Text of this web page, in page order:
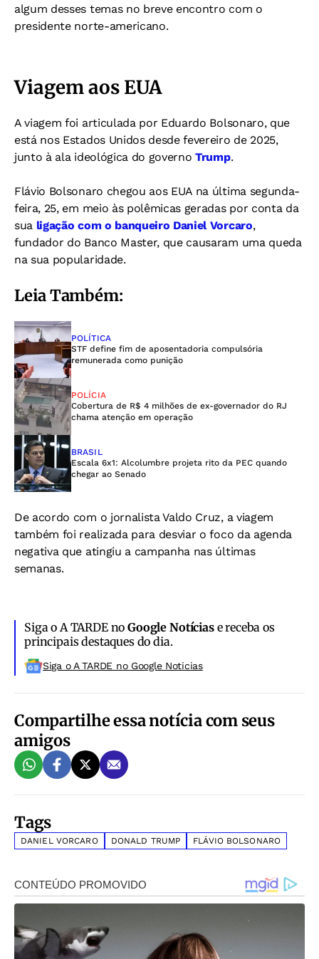
algum desses temas no breve encontro com o
presidente norte-americano.
Viagem aos EUA
A viagem foi articulada por Eduardo Bolsonaro, que
está nos Estados Unidos desde fevereiro de 2025,
junto à ala ideológica do governoTrump.
Flávio Bolsonaro chegou aos EUA na última segunda-
feira, 25, em meio às polêmicas geradas por conta da
sua ligação com o banqueiro Daniel Vorcaro,
fundador do Banco Master, que causaram uma queda
na sua popularidade.
Leia Também:
POLÍTICA
STF define fim de aposentadoria compulsória
remunerada como punição
POLÍCIA
Cobertura de R$ 4 milhões de ex-governador do RJ
chama atenção em operação
BRASIL
Escala 6x1: Alcolumbre projeta rito da PEC quando
chegar ao Senado
De acordo com o jornalista Valdo Cruz, a viagem
também foi realizada para desviar o foco da agenda
negativa que atingiu a campanha nas últimas
semanas.
Siga o A TARDE noGoogle Notíciase receba os
principais destaques do dia.
Siga o A TARDE no Google Noticias
Compartilhe essa notícia com seus
amigos
Tags
DANIEL VORCARO DONALD TRUMP FLÁVIO BOLSONARO